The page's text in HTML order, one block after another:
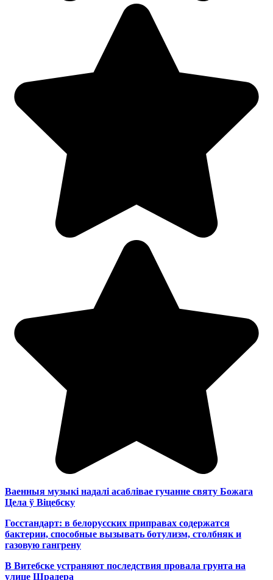
Ваенныя музыкі надалі асаблівае гучанне святу Божага
Цела ў Віцебску
Госстандарт: в белорусских приправах содержатся
бактерии, способные вызывать ботулизм, столбняк и
газовую гангрену
В Витебске устраняют последствия провала грунта на
улице Шрадера